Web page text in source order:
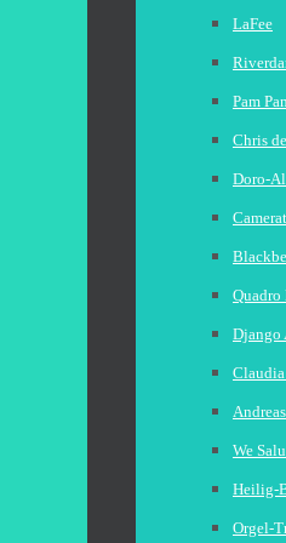
LaFee
Pam
Chris
Doro-
Django
We
Heilig-
Orgel-